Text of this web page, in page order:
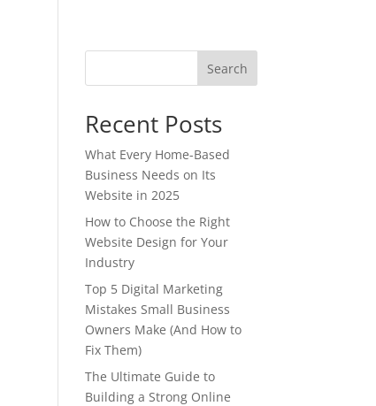
Search
Recent Posts
What Every Home-Based
Business Needs on Its
Website in 2025
How to Choose the Right
Website Design for Your
Industry
Top 5 Digital Marketing
Mistakes Small Business
Owners Make (And How to
Fix Them)
The Ultimate Guide to
Building a Strong Online